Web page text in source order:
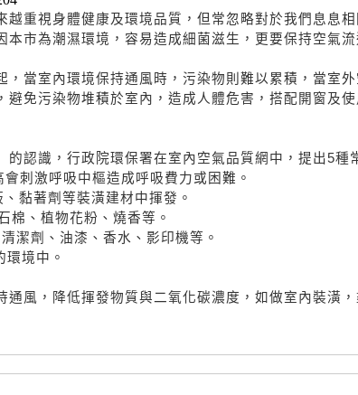
越重視身體健康及環境品質，但常忽略對於我們息息
本市為潮濕環境，容易造成細菌滋生，更要保持空氣流
，當室內環境保持通風時，污染物則難以累積，當室
避免污染物堆積於室內，造成人體危害，搭配開窗及
的認識，行政院環保署在室內空氣品質網中，提出5種
刺激呼吸中樞造成呼吸費力或困難。
黏著劑等裝潢建材中揮發。
棉、植物花粉、燒香等。
潔劑、油漆、香水、影印機等。
境中。
通風，降低揮發物質與二氧化碳濃度，如做室內裝潢